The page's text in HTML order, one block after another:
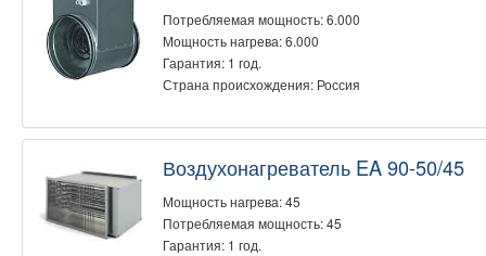
Потребляемая мощность: 6.000
Мощность нагрева: 6.000
Гарантия: 1 год.
Страна происхождения: Россия
Воздухонагреватель EA 90-50/45
Мощность нагрева: 45
Потребляемая мощность: 45
Гарантия: 1 год.